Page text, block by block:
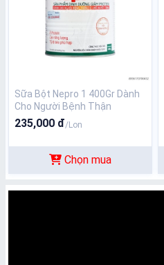
Sữa Bột Nepro 1 400Gr Dành
Cho Người Bệnh Thận
235,000 đ/Lon
Chọn mua